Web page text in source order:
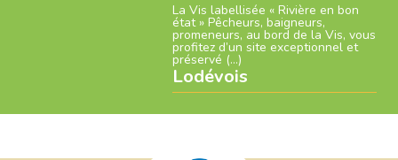
La Vis labellisée « Rivière en bon
état » Pêcheurs, baigneurs,
promeneurs, au bord de la Vis, vous
profitez d’un site exceptionnel et
préservé (…)
Lodévois